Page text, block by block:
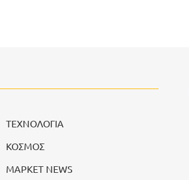
ΤΕΧΝΟΛΟΓΙΑ
ΚΟΣΜΟΣ
ΜΑΡΚΕΤ NEWS